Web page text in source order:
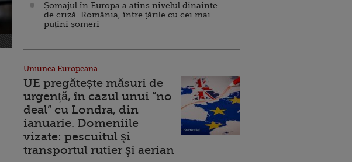
Șomajul în Europa a atins nivelul dinainte
de criză. România, între țările cu cei mai
puțini șomeri
Uniunea Europeana
UE pregătește măsuri de
urgență, în cazul unui ”no
deal” cu Londra, din
ianuarie. Domeniile
vizate: pescuitul şi
transportul rutier şi aerian